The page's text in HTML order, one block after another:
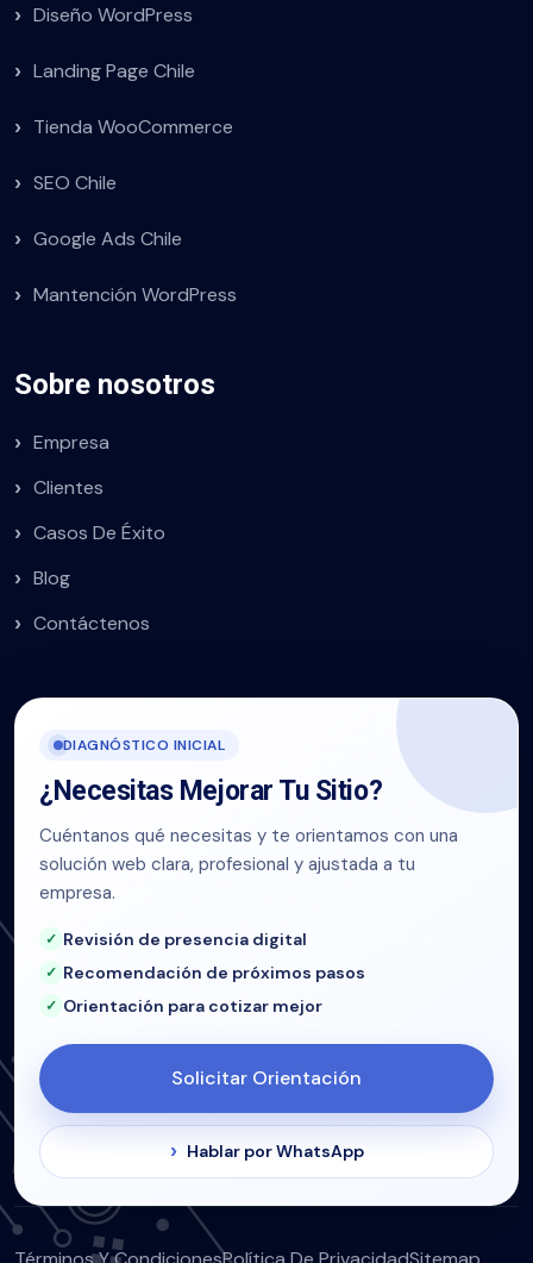
Diseño WordPress
Landing Page Chile
Tienda WooCommerce
SEO Chile
Google Ads Chile
Mantención WordPress
Sobre nosotros
Empresa
Clientes
Casos De Éxito
Blog
Contáctenos
DIAGNÓSTICO INICIAL
¿Necesitas Mejorar Tu Sitio?
Cuéntanos qué necesitas y te orientamos con una
solución web clara, profesional y ajustada a tu
empresa.
Revisión de presencia digital
Recomendación de próximos pasos
Orientación para cotizar mejor
Solicitar Orientación
Hablar por WhatsApp